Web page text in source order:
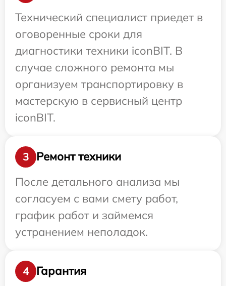
Технический специалист приедет в
оговоренные сроки для
диагностики техники iconBIT. В
случае сложного ремонта мы
организуем транспортировку в
мастерскую в сервисный центр
iconBIT.
3
Ремонт техники
После детального анализа мы
согласуем с вами смету работ,
график работ и займемся
устранением неполадок.
4 Гарантия